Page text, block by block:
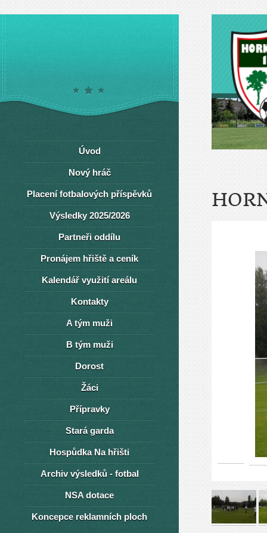
Úvod
Nový hráč
Placení fotbalových příspěvků
Výsledky 2025/2026
Partneři oddílu
Pronájem hřiště a ceník
Kalendář využití areálu
Kontakty
A tým muži
B tým muži
Dorost
Žáci
Přípravky
Stará garda
Hospůdka Na hřišti
Archiv výsledků - fotbal
NSA dotace
Koncepce reklamních ploch